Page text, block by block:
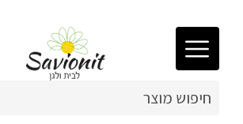
9212883